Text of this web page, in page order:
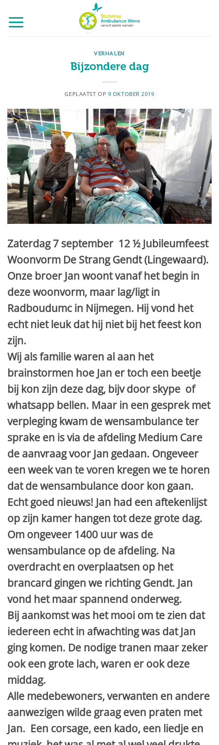
naar
inhoud
VERHALEN
Bijzondere dag
GEPLAATST OP 9 OKTOBER 2019
Zaterdag 7 september 12 ½ Jubileumfeest
Woonvorm De Strang Gendt (Lingewaard).
Onze broer Jan woont vanaf het begin in
deze woonvorm, maar lag/ligt in
Radboudumc in Nijmegen. Hij vond het
echt niet leuk dat hij niet bij het feest kon
zijn.
Wij als familie waren al aan het
brainstormen hoe Jan er toch een beetje
bij kon zijn deze dag, bijv door skype of
whatsapp bellen. Maar in een gesprek met
verpleging kwam de wensambulance ter
sprake en is via de afdeling Medium Care
de aanvraag voor Jan gedaan. Ongeveer
een week van te voren kregen we te horen
dat de wensambulance door kon gaan.
Echt goed nieuws! Jan had een aftekenlijst
op zijn kamer hangen tot deze grote dag.
Om ongeveer 1400 uur was de
wensambulance op de afdeling. Na
overdracht en overplaatsen op het
brancard gingen we richting Gendt. Jan
vond het maar spannend onderweg.
Bij aankomst was het mooi om te zien dat
iedereen echt in afwachting was dat Jan
ging komen. De nodige tranen maar zeker
ook een grote lach, waren er ook deze
middag.
Alle medebewoners, verwanten en andere
aanwezigen wilde graag even praten met
Jan. Een corsage, een kado, een liedje en